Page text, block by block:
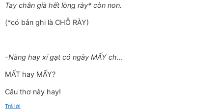
Tay chân già hết lòng rày* còn non.
(*có bản ghi là CHỖ RÀY)
-Nàng hay xí gạt có ngày MẤY ch...
MẤT hay MẤY?
Câu thơ này hay!
Trả lời